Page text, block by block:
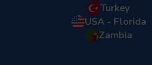
Turkey
USA - Florida
Zambia